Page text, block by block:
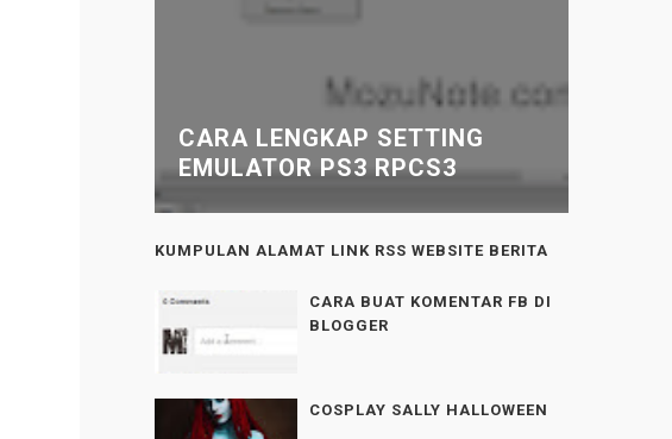
CARA LENGKAP SETTING
EMULATOR PS3 RPCS3
KUMPULAN ALAMAT LINK RSS WEBSITE BERITA
CARA BUAT KOMENTAR FB DI
BLOGGER
COSPLAY SALLY HALLOWEEN